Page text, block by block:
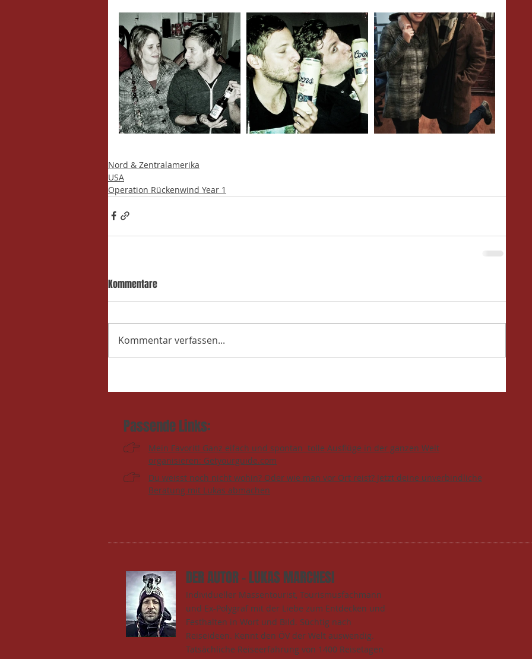
Nord & Zentralamerika
USA
Operation Rückenwind Year 1
Kommentare
Kommentar verfassen...
Passende Links:
Mein Favorit! Ganz eifach und spontan tolle Ausflüge in der ganzen Welt
organisieren: Getyourguide.com
Du weisst noch nicht wohin? Oder wie man vor Ort reist? Jetzt deine unverbindliche
Beratung mit Lukas abmachen
DER AUTOR - LUKAS MARCHESI
Individueller Massentourist, Tourismusfachmann
und Ex-Polygraf mit der Liebe zum Entdecken und
Festhalten in Wort und Bild. Süchtig nach
Reiseideen. Kennt den ÖV der Welt auswendig.
Tatsächliche Reiseerfahrung von 1400 Reisetagen